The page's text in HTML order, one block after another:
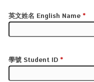
英文姓名 English Name *
學號 Student ID *